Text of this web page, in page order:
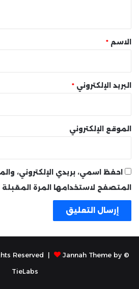
* الاسم *
البريد الإلكتروني *
الموقع الإلكتروني
احفظ اسمي، بريدي الإلكتروني،
المتصفح لاستخدامها المرة
© Copyright 2026, All Rights Reserved |
Jannah Theme by
TieLabs